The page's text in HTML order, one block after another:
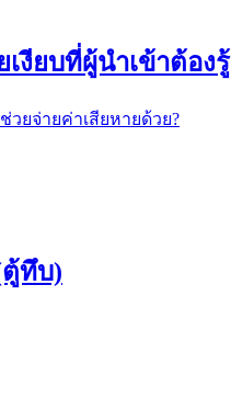
เงียบที่ผู้นำเข้าต้องรู้
วยจ่ายค่าเสียหายด้วย?
ทึบ)